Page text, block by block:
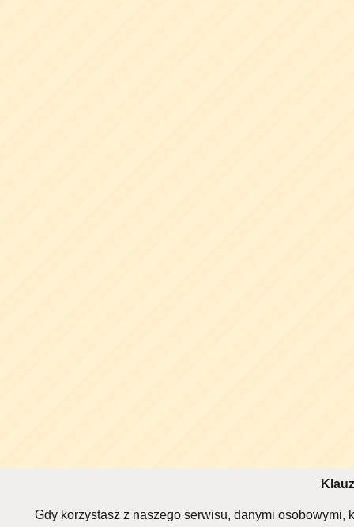
Gdy korzystasz z naszego serwisu, danymi osobowymi,